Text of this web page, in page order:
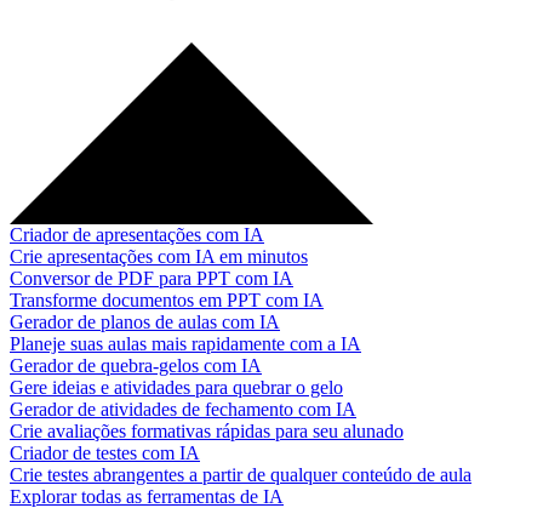
Criador de apresentações com IA
Crie apresentações com IA em minutos
Conversor de PDF para PPT com IA
Transforme documentos em PPT com IA
Gerador de planos de aulas com IA
Planeje suas aulas mais rapidamente com a IA
Gerador de quebra-gelos com IA
Gere ideias e atividades para quebrar o gelo
Gerador de atividades de fechamento com IA
Crie avaliações formativas rápidas para seu alunado
Criador de testes com IA
Crie testes abrangentes a partir de qualquer conteúdo de aula
Explorar todas as ferramentas de IA